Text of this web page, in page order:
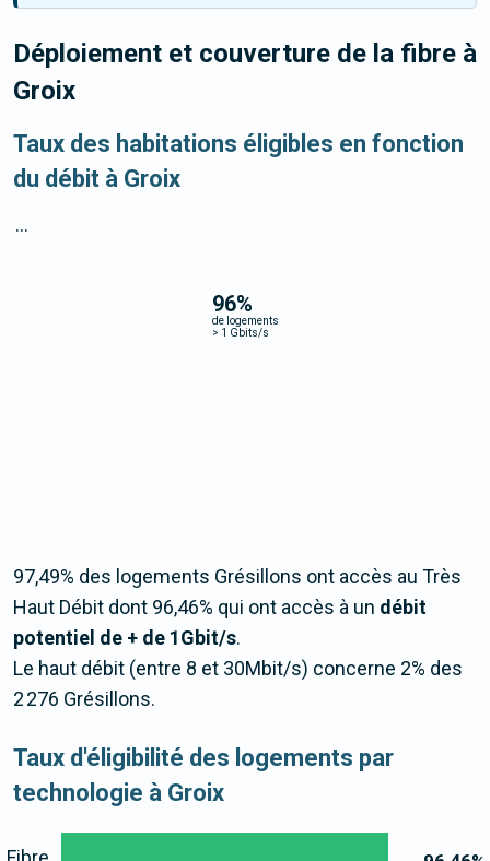
Déploiement et couverture de la fibre à
Groix
Taux des habitations éligibles en fonction
du débit à Groix
96%
de logements
> 1 Gbits/s
...
97,49% des logements Grésillons ont accès au Très
Haut Débit dont 96,46% qui ont accès à un débit
potentiel de + de 1Gbit/s.
Le haut débit (entre 8 et 30Mbit/s) concerne 2% des
2 276 Grésillons.
Taux d'éligibilité des logements par
technologie à Groix